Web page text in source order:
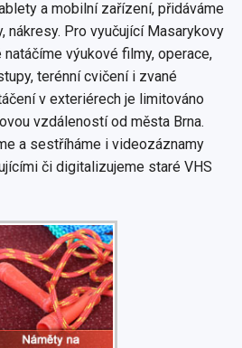
a mobilní zařízení, přidáváme
nákresy. Pro vyučující Masarykovy
výukové filmy, operace,
terénní cvičení i zvané
v exteriérech je limitováno
vzdáleností od města Brna.
a sestříháme i videozáznamy
či digitalizujeme staré VHS